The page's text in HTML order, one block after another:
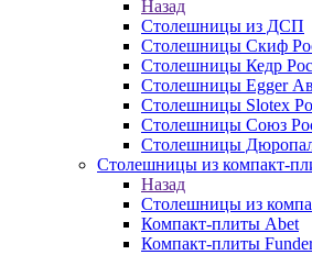
Назад
Столешницы из ДСП
Столешницы Скиф
Столешницы Кедр
Столешницы Egger
Столешницы Slotex
Столешницы Союз
Столешницы
Столешницы из компакт-
Назад
Столешницы из
Компакт-плиты Abet
Компакт-плиты